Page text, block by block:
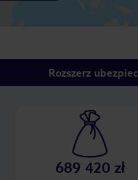
Rozszerz
689 420 zł